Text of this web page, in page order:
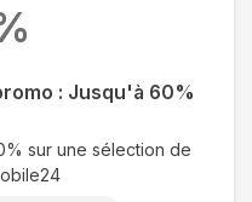
: Jusqu'à 60%
sur une sélection de